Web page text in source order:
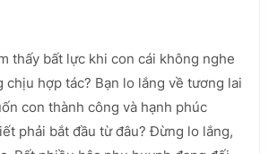
thấy bất lực khi con cái không nghe
chịu hợp tác? Bạn lo lắng về tương lai
con thành công và hạnh phúc
phải bắt đầu từ đâu? Đừng lo lắng,